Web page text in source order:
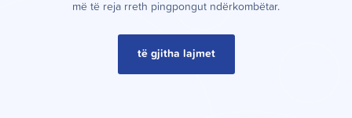
më të reja rreth pingpongut ndërkombëtar.
të gjitha lajmet